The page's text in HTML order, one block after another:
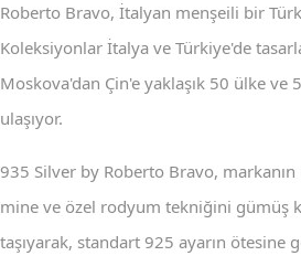
Roberto Bravo, İtalyan menşeili bir
Koleksiyonlar İtalya ve Türkiye'de
Moskova'dan Çin'e yaklaşık 50 ülke ve
ulaşıyor.
935 Silver by Roberto Bravo, markanın
mine ve özel rodyum tekniğini gümüş
taşıyarak, standart 925 ayarın ötesine